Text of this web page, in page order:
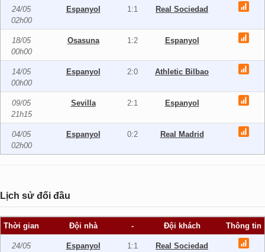
24/05
02h00
Espanyol 1:1 Real Sociedad
18/05
00h00
Osasuna 1:2 Espanyol
14/05
00h00
Espanyol 2:0 Athletic Bilbao
09/05
21h15
Sevilla 2:1 Espanyol
04/05
02h00
Espanyol 0:2 Real Madrid
Lịch sử đối đầu
Thời gian Đội nhà - Đội khách Thông tin
24/05
Espanyol 1:1 Real Sociedad